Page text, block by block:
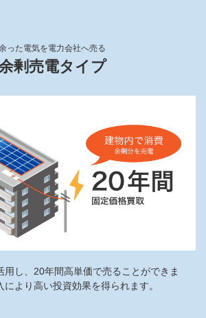
った電気を電力会社へ売る
剰売電タイプ
用し、20年間高単価で売ることができま
より高い投資効果を得られます。